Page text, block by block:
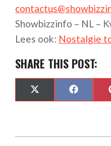
Showbizzinfo – NL –
Lees ook: Nostalgie
SHARE THIS POST:
(TWITTER)